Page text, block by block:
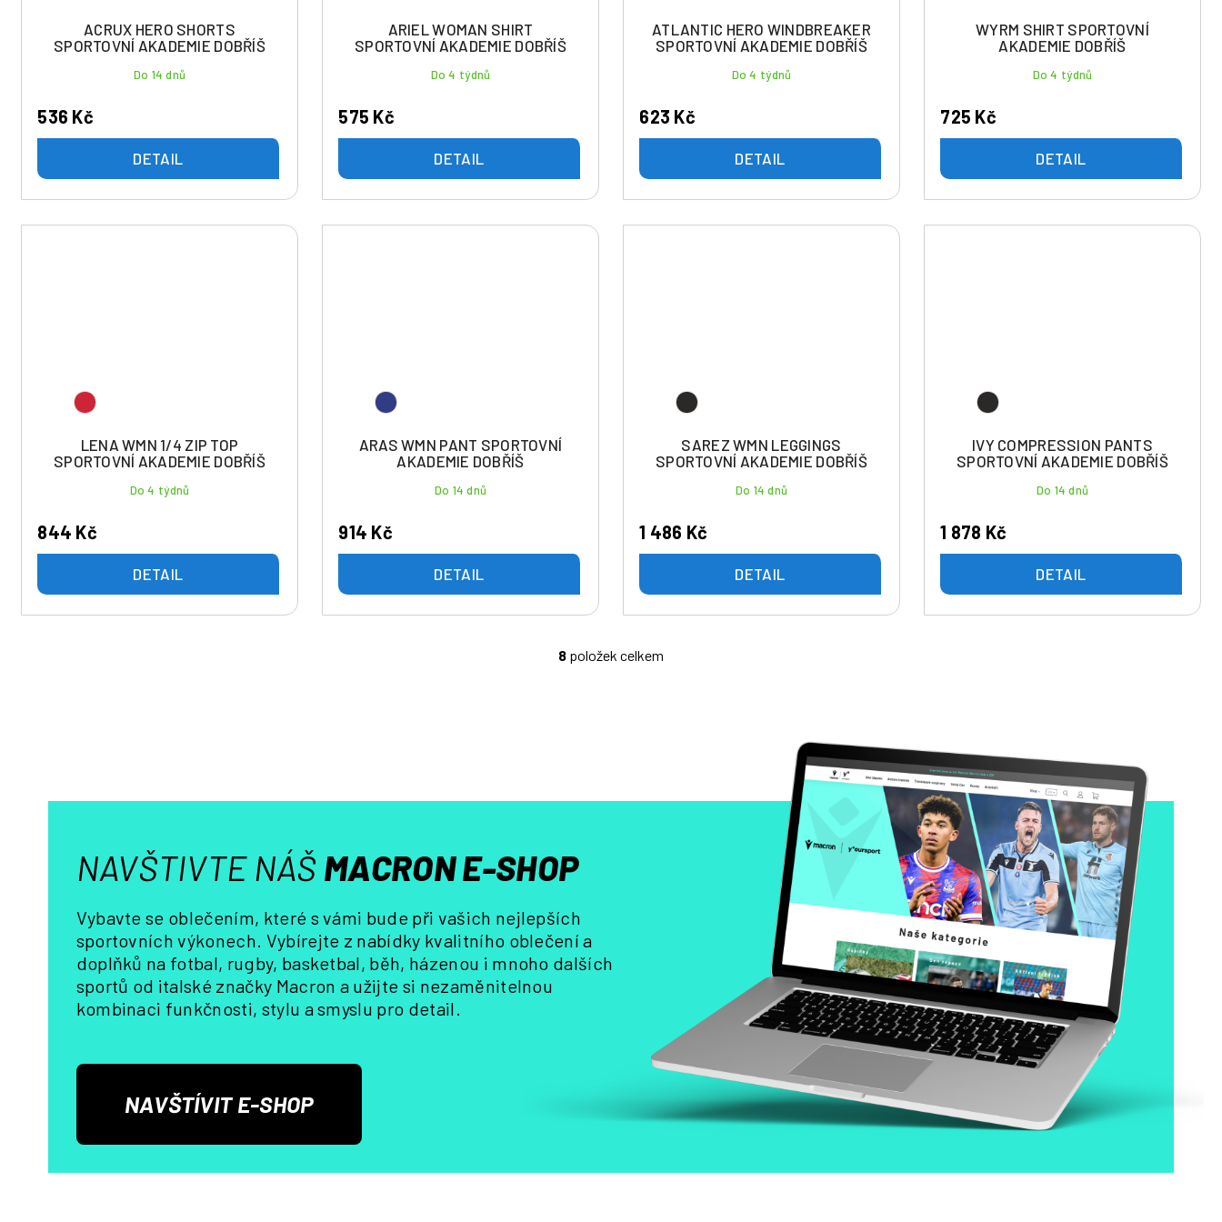
ACRUX HERO SHORTS
SPORTOVNÍ AKADEMIE DOBŘÍŠ
Do 14 dnů
536 Kč
DETAIL
ARIEL WOMAN SHIRT
SPORTOVNÍ AKADEMIE DOBŘÍŠ
Do 4 týdnů
575 Kč
DETAIL
ATLANTIC HERO WINDBREAKER
SPORTOVNÍ AKADEMIE DOBŘÍŠ
Do 4 týdnů
623 Kč
DETAIL
WYRM SHIRT SPORTOVNÍ
AKADEMIE DOBŘÍŠ
Do 4 týdnů
725 Kč
DETAIL
LENA WMN 1/4 ZIP TOP
SPORTOVNÍ AKADEMIE DOBŘÍŠ
Do 4 týdnů
844 Kč
DETAIL
ARAS WMN PANT SPORTOVNÍ
AKADEMIE DOBŘÍŠ
Do 14 dnů
914 Kč
DETAIL
SAREZ WMN LEGGINGS
SPORTOVNÍ AKADEMIE DOBŘÍŠ
Do 14 dnů
1 486 Kč
DETAIL
IVY COMPRESSION PANTS
SPORTOVNÍ AKADEMIE DOBŘÍŠ
Do 14 dnů
1 878 Kč
DETAIL
O
í
p
8 položek celkem
NAVŠTIVTE NÁŠ MACRON E-SHOP
Vybavte se oblečením, které s vámi bude při vašich nejlepších
sportovních výkonech. Vybírejte z nabídky kvalitního oblečení a
doplňků na fotbal, rugby, basketbal, běh, házenou i mnoho dalších
sportů od italské značky Macron a užijte si nezaměnitelnou
kombinaci funkčnosti, stylu a smyslu pro detail.
NAVŠTÍVIT E-SHOP